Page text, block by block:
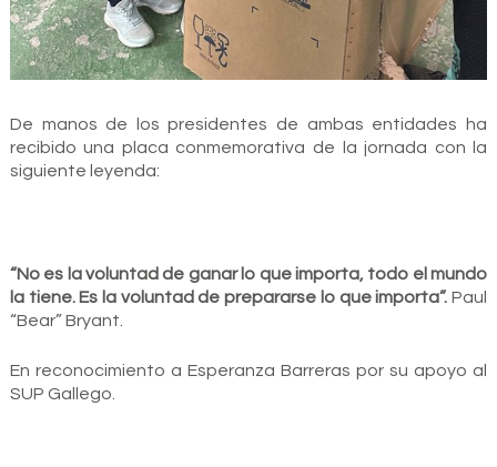
De manos de los presidentes de ambas entidades ha
recibido una placa conmemorativa de la jornada con la
siguiente leyenda:
“No es la voluntad de ganar lo que importa, todo el mundo
la tiene. Es la voluntad de prepararse lo que importa”. Paul
“Bear” Bryant.
En reconocimiento a Esperanza Barreras por su apoyo al
SUP Gallego.